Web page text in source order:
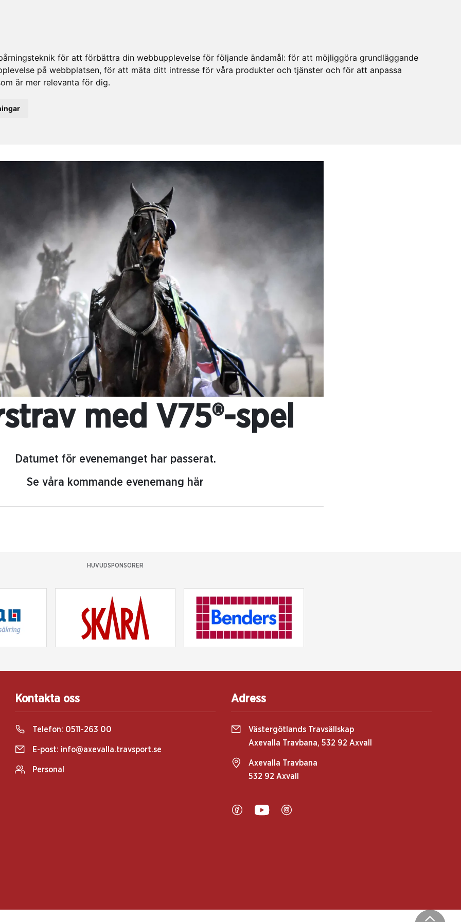
för att förbättra din webbupplevelse för följande ändamål: för att möjliggöra grundläggande
på webbplatsen, för att mäta ditt intresse för våra produkter och tjänster och för att anpassa
är mer relevanta för dig.
med V75®-spel
Datumet för evenemanget har passerat.
Se våra kommande evenemang här
HUVUDSPONSORER
Kontakta oss
Telefon: 0511-263 00
E-post: info@axevalla.travsport.se
Personal
Adress
Västergötlands Travsällskap
Axevalla Travbana, 532 92 Axvall
Axevalla Travbana
532 92 Axvall